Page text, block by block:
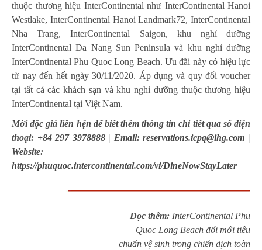
thuộc thương hiệu InterContinental như InterContinental Hanoi
Westlake, InterContinental Hanoi Landmark72, InterContinental
Nha Trang, InterContinental Saigon, khu nghỉ dưỡng
InterContinental Da Nang Sun Peninsula và khu nghỉ dưỡng
InterContinental Phu Quoc Long Beach. Ưu đãi này có hiệu lực
từ nay đến hết ngày 30/11/2020. Áp dụng và quy đổi voucher
tại tất cả các khách sạn và khu nghỉ dưỡng thuộc thương hiệu
InterContinental tại Việt Nam.
Mời độc giả liên hện để biết thêm thông tin chi tiết qua số điện
thoại: +84 297 3978888 | Email:reservations.icpq@ihg.com |
Website:
https://phuquoc.intercontinental.com/vi/DineNowStayLater
Đọc thêm: InterContinental Phu
Quoc Long Beach đổi mới tiêu
chuẩn vệ sinh trong chiến dịch toàn